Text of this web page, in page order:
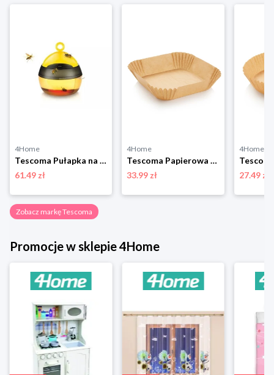
4Home
Tescoma Pułapka na osy,
61.49 zł
4Home
Tescoma Papierowa forma do smażenia kwadratowaDELICIA 23 x 23 cm, 50 szt., 23 x 23 cm
33.99 zł
4Home
27.49 zł
Zobacz markę Tescoma
Promocje w sklepie 4Home